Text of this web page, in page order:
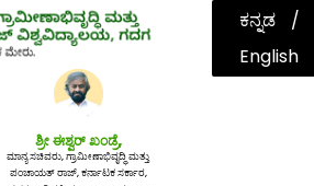
ಕನ್ನಡ
English
ಶ್ರೀ ಈಶ್ವರ್ ಖಂಡ್ರೆ,
ಮಾನ್ಯ ಸಚಿವರು, ಗ್ರಾಮೀಣಾಭಿವೃದ್ಧಿ ಮತ್ತು
ಪಂಚಾಯತ್ ರಾಜ್, ಕರ್ನಾಟಕ ಸರ್ಕಾರ,